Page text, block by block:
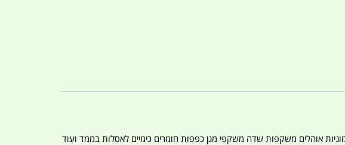
אוהלים משקפות שדה משקפי מגן כפפות חומרים כימיים לאסלות בממד ועוד